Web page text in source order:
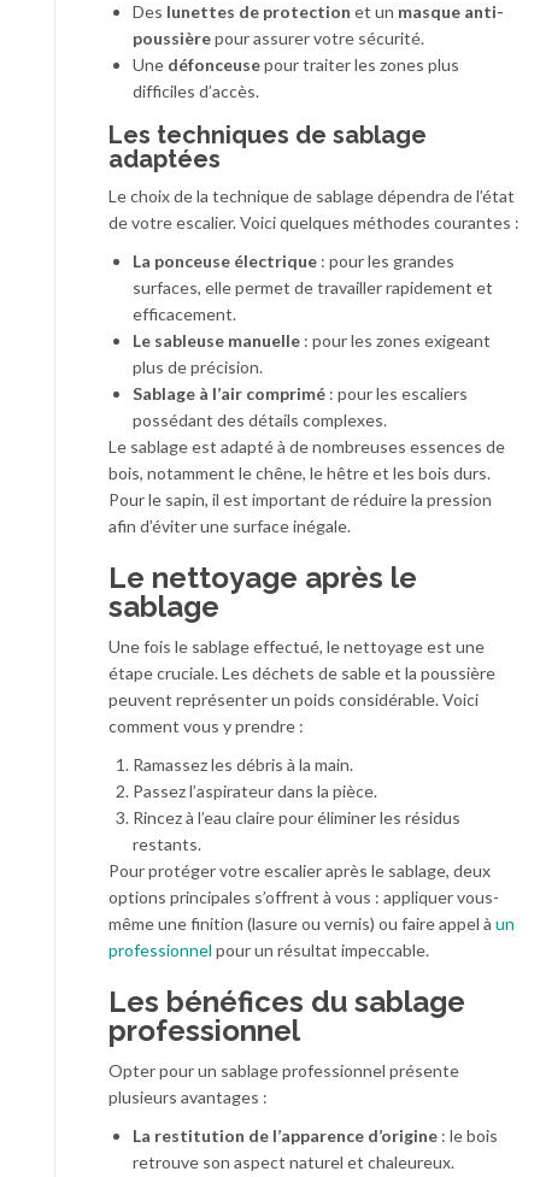
Des lunettes de protection et un masque anti-
poussièrepour assurer votre sécurité.
Une défonceusepour traiter les zones plus
difficiles d’accès.
Les techniques de sablage
adaptées
Le choix de la technique de sablage dépendra de l’état
de votre escalier. Voici quelques méthodes courantes :
La ponceuse électrique : pour les grandes
surfaces, elle permet de travailler rapidement et
efficacement.
Le sableuse manuelle : pour les zones exigeant
plus de précision.
Sablage à l’air comprimé : pour les escaliers
possédant des détails complexes.
Le sablage est adapté à de nombreuses essences de
bois, notamment le chêne, le hêtre et les bois durs.
Pour le sapin, il est important de réduire la pression
afin d’éviter une surface inégale.
Le nettoyage après le
sablage
Une fois le sablage effectué, le nettoyage est une
étape cruciale. Les déchets de sable et la poussière
peuvent représenter un poids considérable. Voici
comment vous y prendre :
Ramassez les débris à la main.
Passez l’aspirateur dans la pièce.
Rincez à l’eau claire pour éliminer les résidus
restants.
Pour protéger votre escalier après le sablage, deux
options principales s’offrent à vous : appliquer vous-
même une finition (lasure ou vernis) ou faire appel à un
professionnel pour un résultat impeccable.
Les bénéfices du sablage
professionnel
Opter pour un sablage professionnel présente
plusieurs avantages :
La restitution de l’apparence d’origine : le bois
retrouve son aspect naturel et chaleureux.